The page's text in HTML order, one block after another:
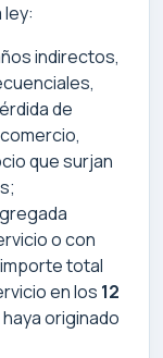
ley:
indirectos,
de
que surjan
o con
total
en los 12
originado